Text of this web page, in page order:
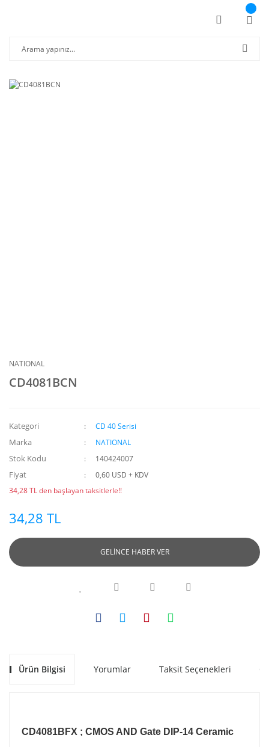
NATIONAL
CD4081BCN
Kategori CD 40 Serisi
Marka NATIONAL
Stok Kodu 140424007
Fiyat
0,60 USD + KDV
34,28 TL den başlayan taksitlerle!!
34,28 TL
GELİNCE HABER VER
Ürün Bilgisi Yorumlar Taksit Seçenekleri
CD4081BFX ; CMOS AND Gate DIP-14 Ceramic